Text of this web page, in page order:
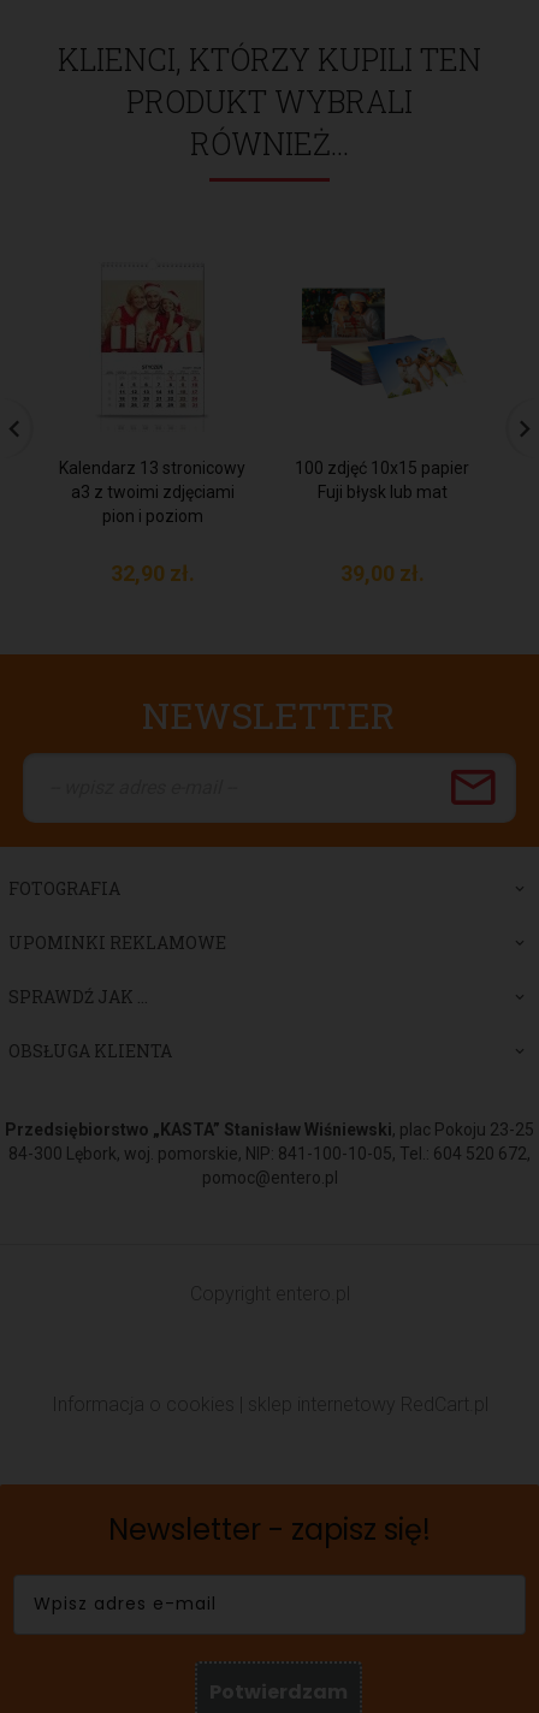
KLIENCI, KTÓRZY KUPILI TEN
PRODUKT WYBRALI
RÓWNIEŻ...
Kalendarz 13 stronicowy
a3 z twoimi zdjęciami
pion i poziom
32,90 zł.
100 zdjęć 10x15 papier
Fuji błysk lub mat
39,00 zł.
NEWSLETTER
FOTOGRAFIA
UPOMINKI REKLAMOWE
SPRAWDŹ JAK ...
OBSŁUGA KLIENTA
Przedsiębiorstwo „KASTA” Stanisław Wiśniewski, plac Pokoju 23-25
84-300 Lębork, woj. pomorskie, NIP: 841-100-10-05, Tel.: 604 520 672,
pomoc@entero.pl
Copyright entero.pl
Informacja o cookies sklep internetowy RedCart.pl
Newsletter - zapisz się!
Potwierdzam